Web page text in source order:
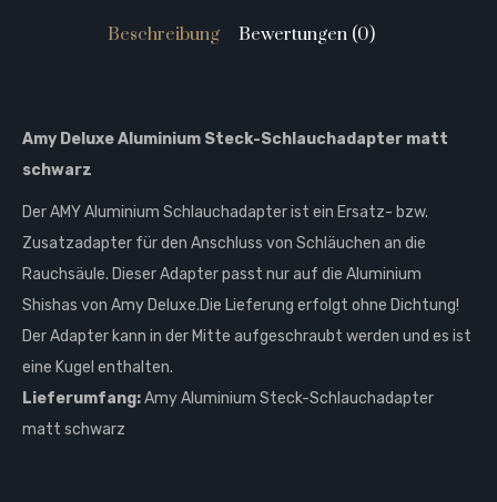
Beschreibung Bewertungen (0)
Amy Deluxe Aluminium Steck-Schlauchadapter matt
schwarz
Der AMY Aluminium Schlauchadapter ist ein Ersatz- bzw.
Zusatzadapter für den Anschluss von Schläuchen an die
Rauchsäule. Dieser Adapter passt nur auf die Aluminium
Shishas von Amy Deluxe.Die Lieferung erfolgt ohne Dichtung!
Der Adapter kann in der Mitte aufgeschraubt werden und es ist
eine Kugel enthalten.
Lieferumfang:Amy Aluminium Steck-Schlauchadapter
matt schwarz